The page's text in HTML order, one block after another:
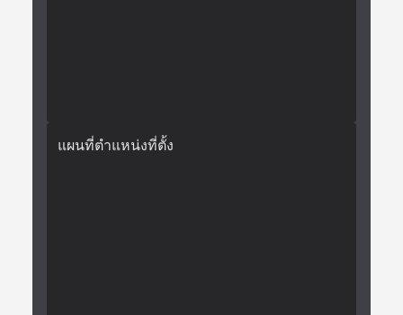
แผนที่ตำแหน่งที่ตั้ง